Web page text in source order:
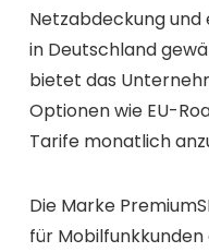
Netzabdeckung und
in Deutschland
bietet das
Optionen wie EU-
Tarife monatlich
Die Marke
für